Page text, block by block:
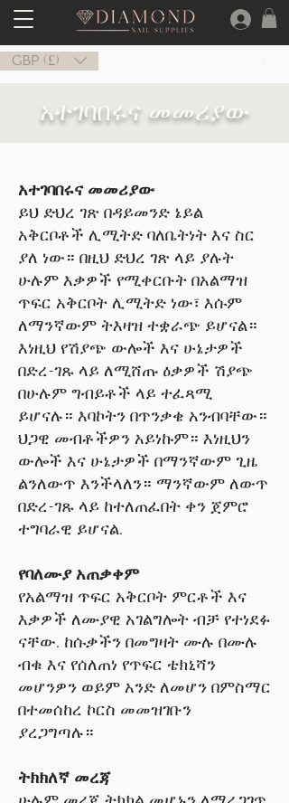
GBP (£)
አተገባበሩና መመሪያው
አተገባበሩና መመሪያው
ይህ ድህረ ገጽ በዳይመንድ ኔይል
አቅርቦቶች ሊሚትድ ባለቤትነት እና ስር
ያለ ነው። በዚህ ድህረ ገጽ ላይ ያሉት
ሁሉም እቃዎች የሚቀርቡት በአልማዝ
ጥፍር አቅርቦት ሊሚትድ ነው፣ እሱም
ለማንኛውም ትእዛዝ ተቋራጭ ይሆናል።
እነዚህ የሽያጭ ውሎች እና ሁኔታዎች
በድረ-ገጹ ላይ ለሚሸጡ ዕቃዎች ሽያጭ
በሁሉም ግብይቶች ላይ ተፈጻሚ
ይሆናሉ። እባኮትን በጥንቃቄ አንብባቸው።
ህጋዊ መብቶችዎን አይነኩም። እነዚህን
ውሎች እና ሁኔታዎች በማንኛውም ጊዜ
ልንለውጥ እንችላለን። ማንኛውም ለውጥ
በድረ-ገጹ ላይ ከተለጠፈበት ቀን ጀምሮ
ተግባራዊ ይሆናል.
የባለሙያ አጠቃቀም
የአልማዝ ጥፍር አቅርቦት ምርቶች እና
እቃዎች ለሙያዊ አገልግሎት ብቻ የተነደፉ
ናቸው. ከሱቃችን በመግዛት ሙሉ በሙሉ
ብቁ እና የሰለጠነ የጥፍር ቴክኒሻን
መሆንዎን ወይም አንድ ለመሆን በምስማር
በተመሰከረ ኮርስ መመዝገቡን
ያረጋግጣሉ።
ትክክለኛ መረጃ